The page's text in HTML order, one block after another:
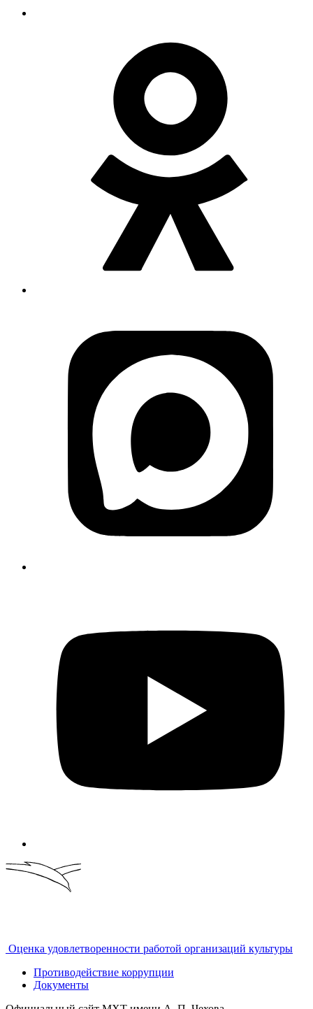
Оценка удовлетворенности работой организаций культуры
Противодействие коррупции
Документы